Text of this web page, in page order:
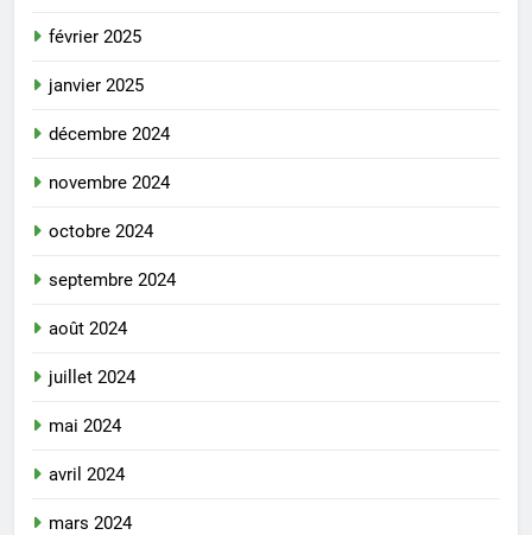
février 2025
janvier 2025
décembre 2024
novembre 2024
octobre 2024
septembre 2024
août 2024
juillet 2024
mai 2024
avril 2024
mars 2024